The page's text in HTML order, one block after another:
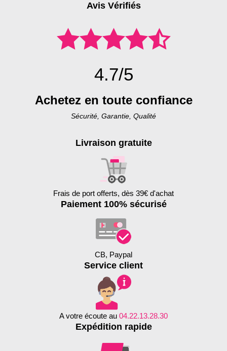
Avis Vérifiés
4.7/5
Achetez en toute confiance
Sécurité, Garantie, Qualité
Livraison gratuite
Frais de port offerts, dès 39€ d'achat
Paiement 100% sécurisé
CB, Paypal
Service client
A votre écoute au 04.22.13.28.30
Expédition rapide